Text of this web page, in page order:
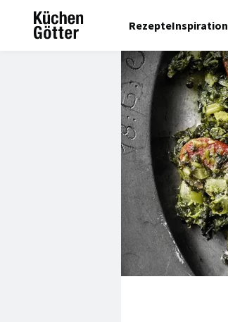
RezepteInspiration